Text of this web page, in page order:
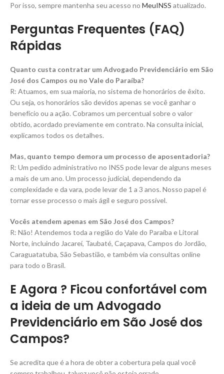
Por isso, sempre mantenha seu acesso no MeuINSS atualizado.
Perguntas Frequentes (FAQ)
Rápidas
Quanto custa contratar um Advogado Previdenciário em São
José dos Campos ou no Vale do Paraíba?
R: Atuamos, em sua maioria, no sistema de honorários de êxito.
Ou seja, os honorários são devidos apenas se você ganhar o
benefício ou a ação. Cobramos um percentual sobre o valor
obtido, acordado previamente em contrato. Na consulta inicial,
explicamos todos os detalhes.
Mas, quanto tempo demora um processo de aposentadoria?
R: Um pedido administrativo no INSS pode levar de alguns meses
a mais de um ano. Um processo judicial, dependendo da
complexidade e da vara, pode levar de 1 a 3 anos. Nosso papel é
tornar esse processo o mais ágil e seguro possível.
Vocês atendem apenas em São José dos Campos?
R: Não! Atendemos toda a região do Vale do Paraíba e Litoral
Norte, incluindo Jacareí, Taubaté, Caçapava, Campos do Jordão,
Caraguatatuba, São Sebastião, e também via consultas online
para todo o Brasil.
E Agora ? Ficou confortável com
a ideia de um Advogado
Previdenciário em São José dos
Campos?
Se acredita que é a hora de obter a cobertura pela qual você